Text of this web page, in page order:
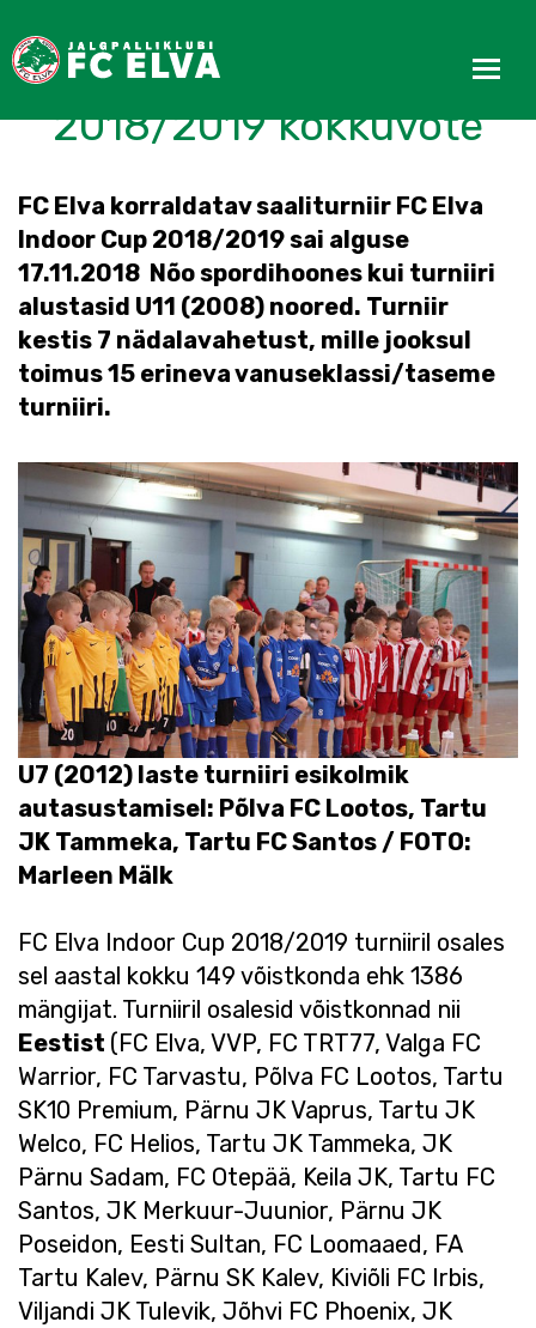
FC Elva Indoor Cup
2018/2019 kokkuvõte
FC Elva korraldatav saaliturniir FC Elva
Indoor Cup 2018/2019 sai alguse
17.11.2018 Nõo spordihoones kui turniiri
alustasid U11 (2008) noored. Turniir
kestis 7 nädalavahetust, mille jooksul
toimus 15 erineva vanuseklassi/taseme
turniiri.
U7 (2012) laste turniiri esikolmik
autasustamisel: Põlva FC Lootos, Tartu
JK Tammeka, Tartu FC Santos / FOTO:
Marleen Mälk
FC Elva Indoor Cup 2018/2019 turniiril osales
sel aastal kokku 149 võistkonda ehk 1386
mängijat. Turniiril osalesid võistkonnad nii
Eestist (FC Elva, VVP, FC TRT77, Valga FC
Warrior, FC Tarvastu, Põlva FC Lootos, Tartu
SK10 Premium, Pärnu JK Vaprus, Tartu JK
Welco, FC Helios, Tartu JK Tammeka, JK
Pärnu Sadam, FC Otepää, Keila JK, Tartu FC
Santos, JK Merkuur-Juunior, Pärnu JK
Poseidon, Eesti Sultan, FC Loomaaed, FA
Tartu Kalev, Pärnu SK Kalev, Kiviõli FC Irbis,
Viljandi JK Tulevik, Jõhvi FC Phoenix, JK